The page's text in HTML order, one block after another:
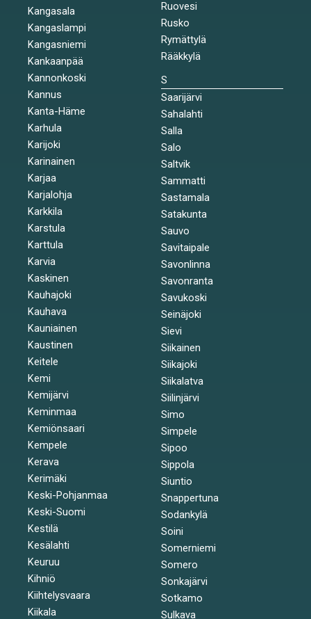
Kangasala
Kangaslampi
Kangasniemi
Kankaanpää
Kannonkoski
Kannus
Kanta-Häme
Karhula
Karijoki
Karinainen
Karjaa
Karjalohja
Karkkila
Karstula
Karttula
Karvia
Kaskinen
Kauhajoki
Kauhava
Kauniainen
Kaustinen
Keitele
Kemi
Kemijärvi
Keminmaa
Kemiönsaari
Kempele
Kerava
Kerimäki
Keski-Pohjanmaa
Keski-Suomi
Kestilä
Kesälahti
Keuruu
Kihniö
Kiihtelysvaara
Kiikala
Ruovesi
Rusko
Rymättylä
Rääkkylä
S
Saarijärvi
Sahalahti
Salla
Salo
Saltvik
Sammatti
Sastamala
Satakunta
Sauvo
Savitaipale
Savonlinna
Savonranta
Savukoski
Seinäjoki
Sievi
Siikainen
Siikajoki
Siikalatva
Siilinjärvi
Simo
Simpele
Sipoo
Sippola
Siuntio
Snappertuna
Sodankylä
Soini
Somerniemi
Somero
Sonkajärvi
Sotkamo
Sulkava